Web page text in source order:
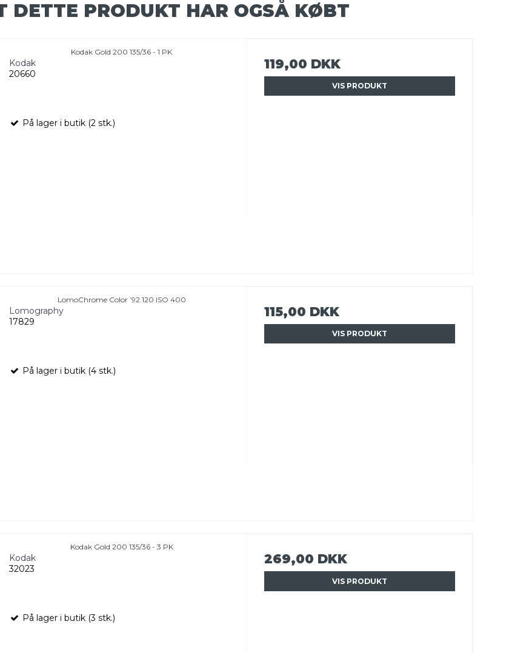
DETTE PRODUKT HAR OGSÅ KØBT
Kodak Gold 200 135/36 - 1 PK
Kodak
20660
På lager i butik (2 stk.)
119,00 DKK
VIS PRODUKT
LomoChrome Color ’92 120 ISO 400
Lomography
17829
På lager i butik (4 stk.)
115,00 DKK
VIS PRODUKT
Kodak Gold 200 135/36 - 3 PK
Kodak
32023
På lager i butik (3 stk.)
269,00 DKK
VIS PRODUKT